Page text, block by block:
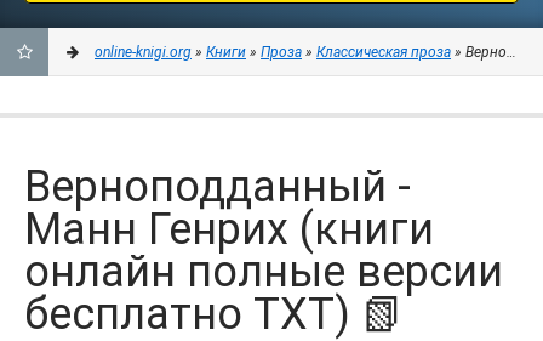
ЗАКЛАДКИ
online-knigi.org » Книги » Проза » Классическая проза »
Верноподданный -
Манн Генрих (книги
онлайн полные версии
бесплатно TXT) 📗